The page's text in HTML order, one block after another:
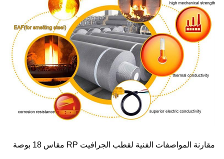
مقارنة المواصفات الفنية لقطب الجرافيت RP مقاس 18 بوصة